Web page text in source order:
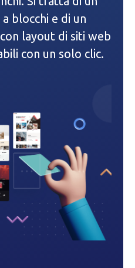
blocchi e di un
layout di siti web
con un solo clic.